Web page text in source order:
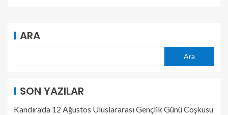
ARA
Ara
SON YAZILAR
Kandıra’da 12 Ağustos Uluslararası Gençlik Günü Coşkusu